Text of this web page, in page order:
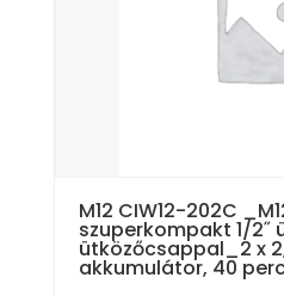
M12 CIW12-202C
szuperkompakt 1/2˝
ütközőcsappal_2 x
akkumulátor, 40